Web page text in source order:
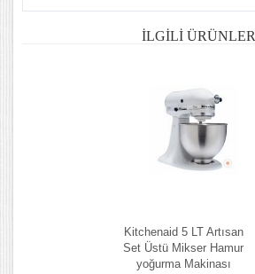
İLGILI ÜRÜNLER
Kitchenaid 5 LT Artısan
Set Üstü Mikser Hamur
yoğurma Makinası